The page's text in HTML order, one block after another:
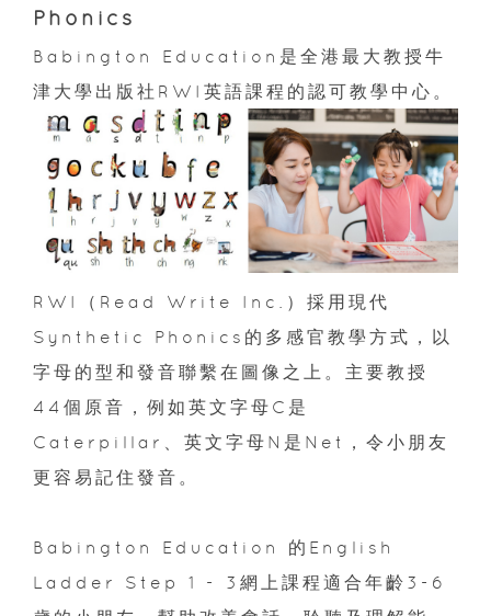
Phonics
Babington Education是全港最大教授牛
津大學出版社RWI英語課程的認可教學中心。
RWI（Read Write Inc.）採用現代
Synthetic Phonics的多感官教學方式，以
字母的型和發音聯繫在圖像之上。主要教授
44個原音，例如英文字母C是
Caterpillar、英文字母N是Net，令小朋友
更容易記住發音。
Babington Education 的English
Ladder Step 1 - 3網上課程適合年齡3-6